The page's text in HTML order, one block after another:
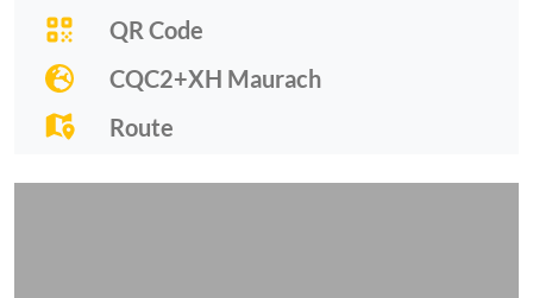
QR Code
CQC2+XH Maurach
Route